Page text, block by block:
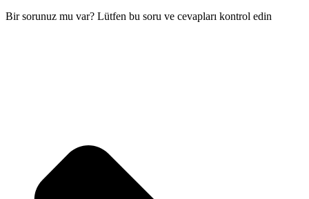
Bir sorunuz mu var? Lütfen bu soru ve cevapları kontrol edin